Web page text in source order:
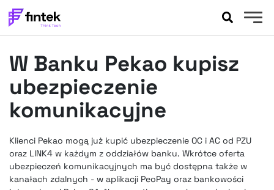
BANKOWOŚĆ
EVENTY
FELIETONY
WYWIADY
PODCASTY
FINTEKEXTRA
OKIEM EKSPERTA
W Banku Pekao kupisz
ubezpieczenie
komunikacyjne
Klienci Pekao mogą już kupić ubezpieczenie OC i AC od PZU
oraz LINK4 w każdym z oddziałów banku. Wkrótce oferta
ubezpieczeń komunikacyjnych ma być dostępna także w
kanałach zdalnych - w aplikacji PeoPay oraz bankowości